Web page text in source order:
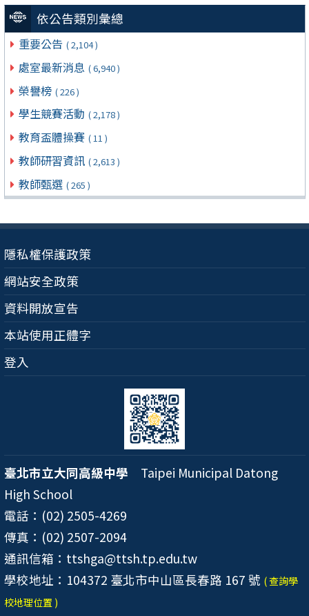
依公告類別彙總
重要公告 ( 2,104 )
處室最新消息 ( 6,940 )
榮譽榜 ( 226 )
學生競賽活動 ( 2,178 )
教育盃體操賽 ( 11 )
教師研習資訊 ( 2,613 )
教師甄選 ( 265 )
隱私權保護政策
網站安全政策
資料開放宣告
本站使用正體字
登入
臺北市立大同高級中學 Taipei Municipal Datong
High School
電話：(02) 2505-4269
傳真：(02) 2507-2094
通訊信箱：ttshga@ttsh.tp.edu.tw
學校地址：104372 臺北市中山區長春路 167 號 ( 查詢學
校地理位置 )